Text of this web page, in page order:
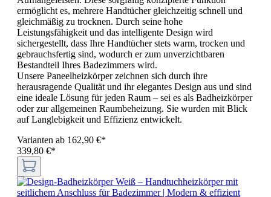
ermöglicht es, mehrere Handtücher gleichzeitig schnell und
gleichmäßig zu trocknen. Durch seine hohe
Leistungsfähigkeit und das intelligente Design wird
sichergestellt, dass Ihre Handtücher stets warm, trocken und
gebrauchsfertig sind, wodurch er zum unverzichtbaren
Bestandteil Ihres Badezimmers wird.
Unsere Paneelheizkörper zeichnen sich durch ihre
herausragende Qualität und ihr elegantes Design aus und sind
eine ideale Lösung für jeden Raum – sei es als Badheizkörper
oder zur allgemeinen Raumbeheizung. Sie wurden mit Blick
auf Langlebigkeit und Effizienz entwickelt.
Varianten ab 162,90 €*
339,80 €*